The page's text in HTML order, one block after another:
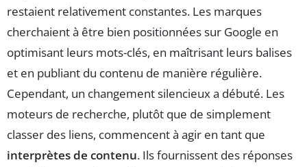
restaient relativement constantes. Les marques
cherchaient à être bien positionnées sur Google en
optimisant leurs mots-clés, en maîtrisant leurs balises
et en publiant du contenu de manière régulière.
Cependant, un changement silencieux a débuté. Les
moteurs de recherche, plutôt que de simplement
classer des liens, commencent à agir en tant que
interprètes de contenu. Ils fournissent des réponses